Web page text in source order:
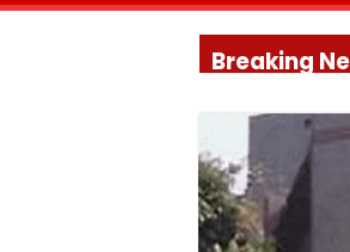
Breaking